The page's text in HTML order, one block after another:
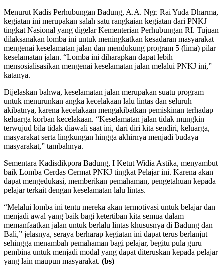
Menurut Kadis Perhubungan Badung, A.A. Ngr. Rai Yuda Dharma,
kegiatan ini merupakan salah satu rangkaian kegiatan dari PNKJ
tingkat Nasional yang digelar Kementerian Perhubungan RI. Tujuan
dilaksanakan lomba ini untuk meningkatkan kesadaran masyarakat
mengenai keselamatan jalan dan mendukung program 5 (lima) pilar
keselamatan jalan. “Lomba ini diharapkan dapat lebih
mensosialisasikan mengenai keselamatan jalan melalui PNKJ ini,”
katanya.
Dijelaskan bahwa, keselamatan jalan merupakan suatu program
untuk menurunkan angka kecelakaan lalu lintas dan seluruh
akibatnya, karena kecelakaan mengakibatkan pemiskinan terhadap
keluarga korban kecelakaan. “Keselamatan jalan tidak mungkin
terwujud bila tidak diawali saat ini, dari diri kita sendiri, keluarga,
masyarakat serta lingkungan hingga akhirnya menjadi budaya
masyarakat,” tambahnya.
Sementara Kadisdikpora Badung, I Ketut Widia Astika, menyambut
baik Lomba Cerdas Cermat PNKJ tingkat Pelajar ini. Karena akan
dapat mengedukasi, memberikan pemahaman, pengetahuan kepada
pelajar terkait dengan keselamatan lalu lintas.
“Melalui lomba ini tentu mereka akan termotivasi untuk belajar dan
menjadi awal yang baik bagi ketertiban kita semua dalam
memanfaatkan jalan untuk berlalu lintas khususnya di Badung dan
Bali,” jelasnya, seraya berharap kegiatan ini dapat terus berlanjut
sehingga menambah pemahaman bagi pelajar, begitu pula guru
pembina untuk menjadi modal yang dapat diteruskan kepada pelajar
yang lain maupun masyarakat. (bs)